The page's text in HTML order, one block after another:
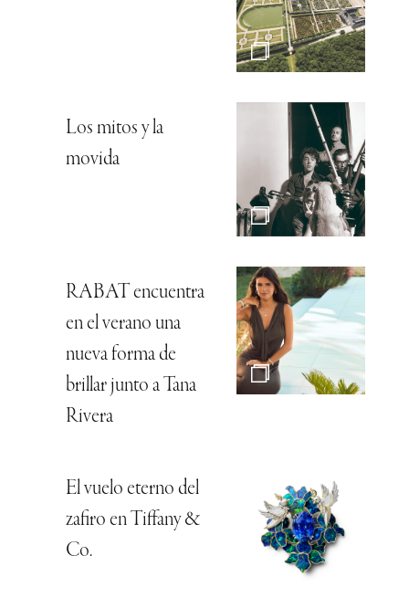
Los mitos y la
movida
RABAT encuentra
en el verano una
nueva forma de
brillar junto a Tana
Rivera
El vuelo eterno del
zafiro en Tiffany &
Co.